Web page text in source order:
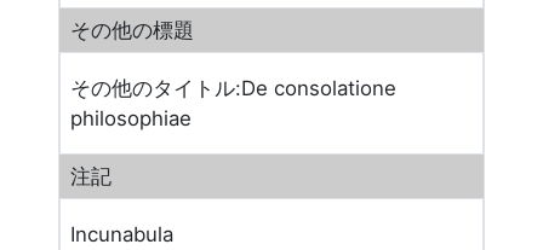
その他の標題
その他のタイトル:De consolatione
philosophiae
注記
Incunabula